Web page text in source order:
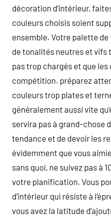
décoration d’intérieur,
couleurs choisis soient
ensemble. Votre palette
de tonalités neutres et vifs
pas trop chargés et que
compétition. préparez
couleurs trop plates et
généralement aussi vite
servira pas à grand-chose
tendance et de devoir les
évidemment que vous
sans quoi, ne suivez pas à
votre planification. Vous
d’intérieur qui résiste à
vous avez la latitude